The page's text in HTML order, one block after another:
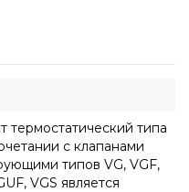
термостатический типа
с клапанами
типов VG, VGF,
VGS является